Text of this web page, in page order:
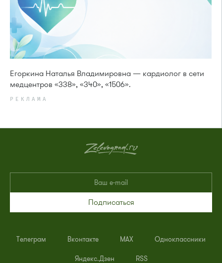
Егоркина Наталья Владимировна — кардиолог в сети
медцентров «338», «340», «1506».
РЕКЛАМА
Подписаться
Телеграм Вконтакте MAX Одноклассники
Яндекс.Дзен RSS